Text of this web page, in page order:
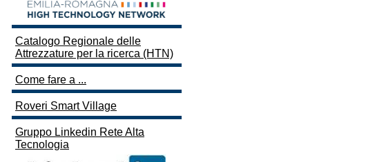
Catalogo Regionale delle
Attrezzature per la ricerca (HTN)
Come fare a ...
Roveri Smart Village
Gruppo Linkedin Rete Alta
Tecnologia